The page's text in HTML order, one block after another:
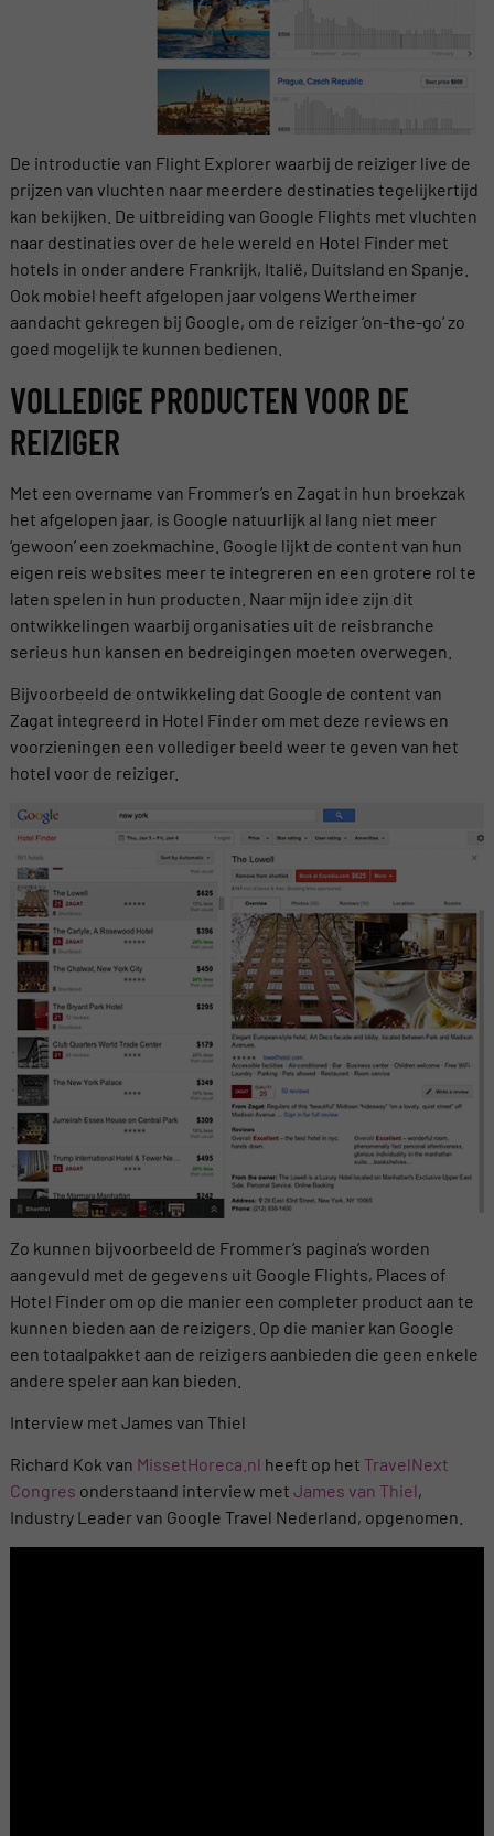
De introductie van Flight Explorer waarbij de reiziger live de
prijzen van vluchten naar meerdere destinaties tegelijkertijd
kan bekijken. De uitbreiding van Google Flights met vluchten
naar destinaties over de hele wereld en Hotel Finder met
hotels in onder andere Frankrijk, Italië, Duitsland en Spanje.
Ook mobiel heeft afgelopen jaar volgens Wertheimer
aandacht gekregen bij Google, om de reiziger ‘on-the-go’ zo
goed mogelijk te kunnen bedienen.
VOLLEDIGE PRODUCTEN VOOR DE
REIZIGER
Met een overname van Frommer’s en Zagat in hun broekzak
het afgelopen jaar, is Google natuurlijk al lang niet meer
‘gewoon’ een zoekmachine. Google lijkt de content van hun
eigen reis websites meer te integreren en een grotere rol te
laten spelen in hun producten. Naar mijn idee zijn dit
ontwikkelingen waarbij organisaties uit de reisbranche
serieus hun kansen en bedreigingen moeten overwegen.
Bijvoorbeeld de ontwikkeling dat Google de content van
Zagat integreerd in Hotel Finder om met deze reviews en
voorzieningen een vollediger beeld weer te geven van het
hotel voor de reiziger.
Zo kunnen bijvoorbeeld de Frommer’s pagina’s worden
aangevuld met de gegevens uit Google Flights, Places of
Hotel Finder om op die manier een completer product aan te
kunnen bieden aan de reizigers. Op die manier kan Google
een totaalpakket aan de reizigers aanbieden die geen enkele
andere speler aan kan bieden.
Interview met James van Thiel
Richard Kok van MissetHoreca.nl heeft op het TravelNext
Congres onderstaand interview met James van Thiel,
Industry Leader van Google Travel Nederland, opgenomen.